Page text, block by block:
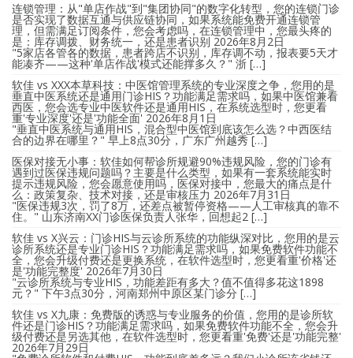
连锁管理：从"单店作战"到"集团协同"的数字化转型，您的连锁门诊
是否实现了数据互通与供应链协同，如果系统能免费开通连锁管
理，但需满足订阅条件，您会考虑吗，在连锁管理中，您最头疼的
是：库存调拨、财务统一，还是患者识别 2026年8月2日
"5家店各管各的数据，患者跨店不识别，库存调不动，报表要5天才
能凑齐——这种'单店作战'模式还能撑多久？" 浙 […]
软佳 vs XXX本草科技：中医馆管理系统的专业深度之争，您用的是
垂直中医系统还是通用门诊HIS？功能满足需求吗，如果中医馆兼看
西医，您会选专业中医软件还是通用HIS，在系统选型时，您更看
重'专业深度'还是'功能全面' 2026年8月1日
"垂直中医系统与通用HIS，混合型中医馆到底该怎么选？中西医结
合的边界在哪里？" 早上8点30分，广东广州越秀 […]
医保对接无小事：软佳如何帮诊所规避90%违规风险，您的门诊有
遇到过医保违规问题吗？主要是什么类型，如果有一套系统能实时
提示违规风险，您会愿意使用吗，医保对接中，您最大的痛点是什
么：政策复杂、技术对接，还是审核压力 2026年7月31日
"医保违规3次，罚了8万，还差点被暂停资格——人工审核真的靠不
住。" 山东济南XX门诊医保负责人张华，回想起2 […]
软佳 vs X兴云：门诊HIS与云诊所系统的功能纵深对比，您用的是云
诊所系统还是专业门诊HIS？功能满足需求吗，如果免费软件功能不
全，您会升级付费还是更换系统，在软件选型时，您更看重'价格'还
是'功能完整度' 2026年7月30日
"云诊所系统与专业HIS，功能差距有多大？值不值得多花这1898
元？" 下午3点30分，河南郑州中原区某门诊分 […]
软佳 vs X九康：免费版的诱惑与专业服务的价值，您用的是诊所软
件还是门诊HIS？功能满足需求吗，如果免费软件功能不全，您会升
级付费还是另选其他，在软件选型时，您更看重'免费'还是'功能完整'
2026年7月29日